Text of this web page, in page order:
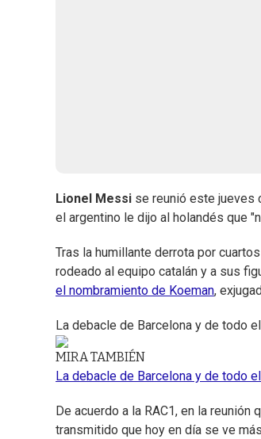
Lionel Messi se reunió este jueves
el argentino le dijo al holandés que
Tras la humillante derrota por
rodeado al equipo catalán y a sus
el nombramiento de Koeman,
La debacle de Barcelona y de todo
MIRA TAMBIÉN
La debacle de Barcelona y de todo
De acuerdo a la RAC1, en la
transmitido que hoy en día se ve